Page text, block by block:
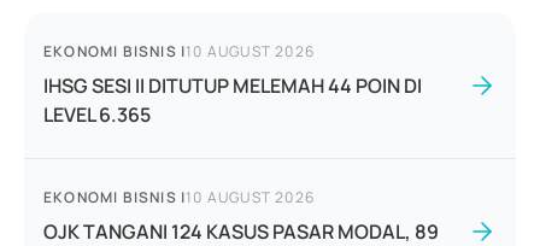
EKONOMI BISNIS |10 AUGUST 2026
IHSG SESI II DITUTUP MELEMAH 44 POIN DI
LEVEL 6.365
EKONOMI BISNIS |10 AUGUST 2026
OJK TANGANI 124 KASUS PASAR MODAL, 89